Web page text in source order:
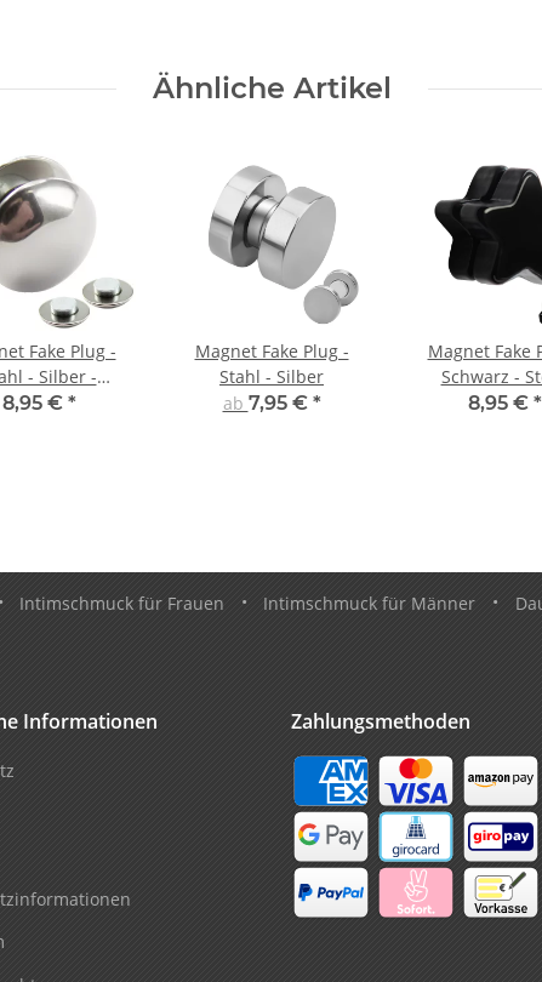
Ähnliche Artikel
Fake Plug -
- Silber -
Halbrund
8,95 € *
Magnet Fake Plug -
Stahl - Silber
ab 7,95 € *
Magnet Fake
Schwarz -
8,95 € *
• Intimschmuck für Frauen • Intimschmuck für Männer •
Informationen Zahlungsmethoden